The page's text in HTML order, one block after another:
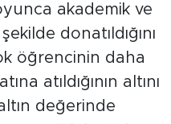
akademik ve
donatıldığını
öğrencinin daha
atıldığının altını
değerinde